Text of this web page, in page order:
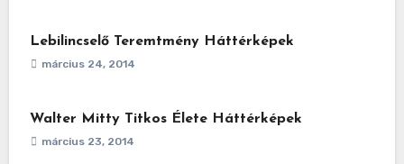
Lebilincselő Teremtmény Háttérképek
március 24, 2014
Walter Mitty Titkos Élete Háttérképek
március 23, 2014